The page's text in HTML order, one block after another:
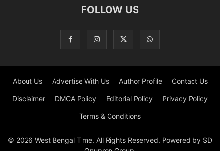
FOLLOW US
About Us Advertise With Us Author Profile Contact Us
Disclaimer DMCA Policy Editorial Policy Privacy Policy
Terms & Conditions
© 2026 West Bengal Time. All Rights Reserved. Powered by SD